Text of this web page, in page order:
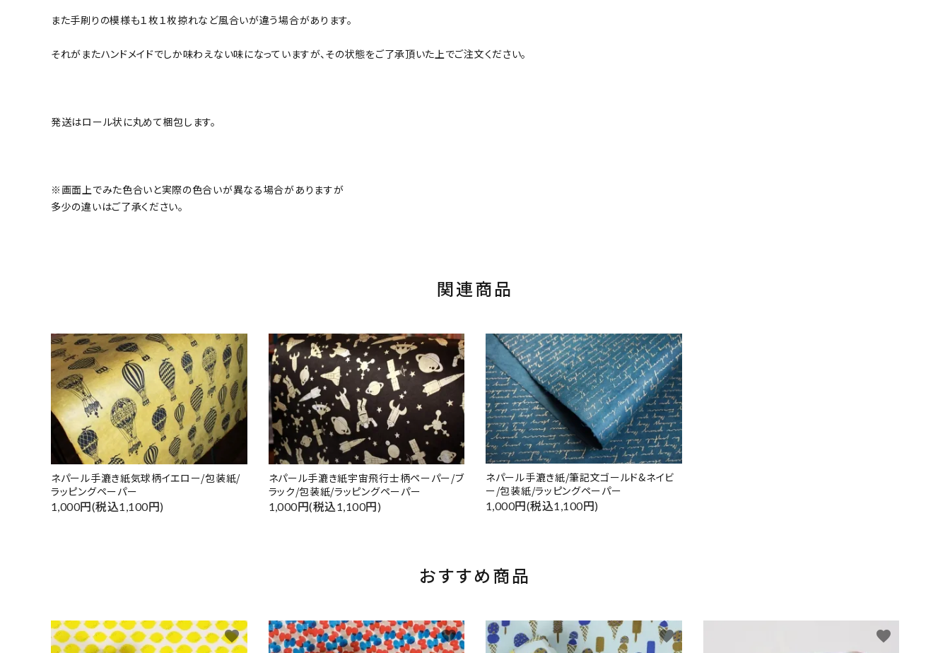
また手刷りの模様も１枚１枚掠れなど風合いが違う場合があります。
それがまたハンドメイドでしか味わえない味になっていますが、その状態をご了承頂いた上でご注文ください。
発送はロール状に丸めて梱包します。
※画面上でみた色合いと実際の色合いが異なる場合がありますが
多少の違いはご了承ください。
関連商品
ネパール手漉き紙気球柄イエロー/包装紙/
ラッピングペーパー
1,000円(税込1,100円)
ネパール手漉き紙宇宙飛行士柄ペーパー/ブ
ラック/包装紙/ラッピングペーパー
1,000円(税込1,100円)
ネパール手漉き紙/筆記文ゴールド&ネイビ
ー/包装紙/ラッピングペーパー
1,000円(税込1,100円)
おすすめ商品
favorite favorite favorite favorite